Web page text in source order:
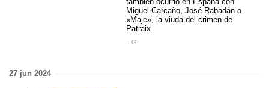
Miguel Carcaño, José Rabadán o
«Maje», la viuda del crimen de
Patraix
I. G.
27 jun 2024